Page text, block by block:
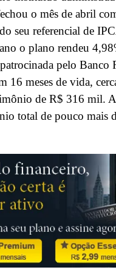
o mês de abril
seu referencial de
o plano rendeu
pelo Banco
16 meses de vida,
de R$ 316 mil.
total de pouco mais